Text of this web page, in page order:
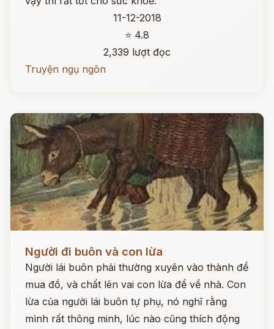
11-12-2018
⭐ 4.8
2,339 lượt đọc
Truyện ngụ ngôn
Người đi buôn và con lừa
Người lái buôn phải thường xuyên vào thành để
mua đồ, và chất lên vai con lừa để về nhà. Con
lừa của người lái buôn tự phụ, nó nghĩ rằng
mình rất thông minh, lúc nào cũng thích động